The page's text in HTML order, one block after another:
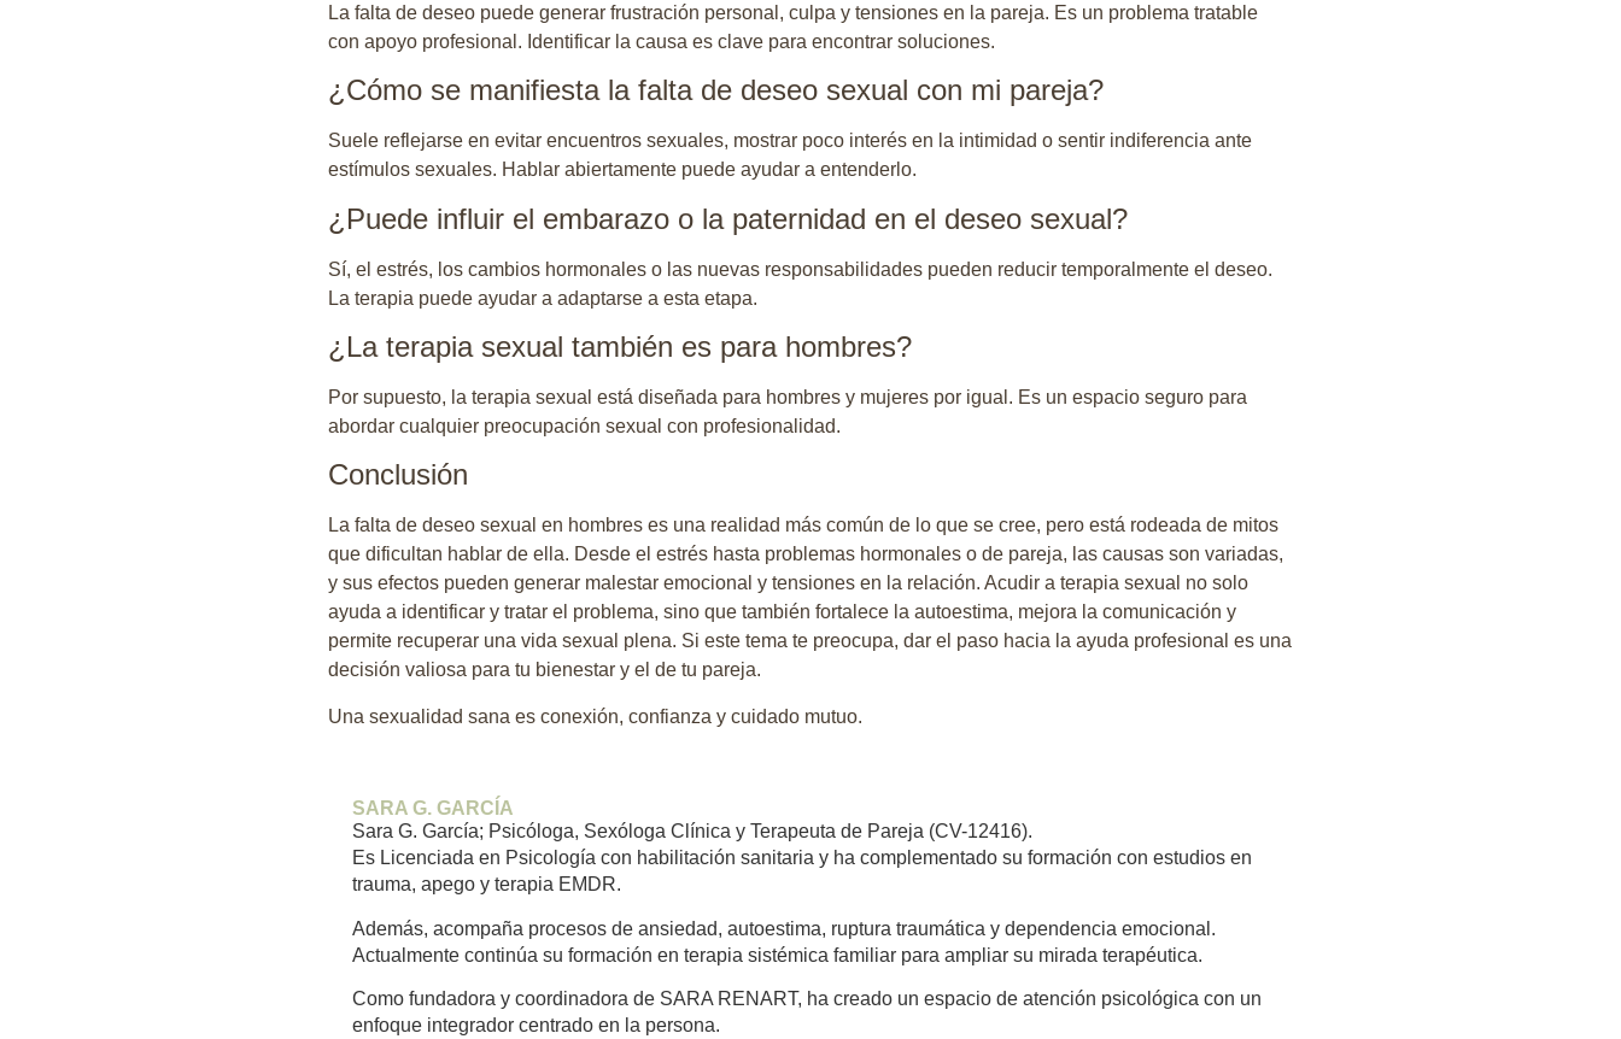
La falta de deseo puede generar frustración personal, culpa y tensiones en la pareja. Es un problema tratable
con apoyo profesional. Identificar la causa es clave para encontrar soluciones.
¿Cómo se manifiesta la falta de deseo sexual con mi pareja?
Suele reflejarse en evitar encuentros sexuales, mostrar poco interés en la intimidad o sentir indiferencia ante
estímulos sexuales. Hablar abiertamente puede ayudar a entenderlo.
¿Puede influir el embarazo o la paternidad en el deseo sexual?
Sí, el estrés, los cambios hormonales o las nuevas responsabilidades pueden reducir temporalmente el deseo.
La terapia puede ayudar a adaptarse a esta etapa.
¿La terapia sexual también es para hombres?
Por supuesto, la terapia sexual está diseñada para hombres y mujeres por igual. Es un espacio seguro para
abordar cualquier preocupación sexual con profesionalidad.
Conclusión
La falta de deseo sexual en hombres es una realidad más común de lo que se cree, pero está rodeada de mitos
que dificultan hablar de ella. Desde el estrés hasta problemas hormonales o de pareja, las causas son variadas,
y sus efectos pueden generar malestar emocional y tensiones en la relación. Acudir a terapia sexual no solo
ayuda a identificar y tratar el problema, sino que también fortalece la autoestima, mejora la comunicación y
permite recuperar una vida sexual plena. Si este tema te preocupa, dar el paso hacia la ayuda profesional es una
decisión valiosa para tu bienestar y el de tu pareja.
Una sexualidad sana es conexión, confianza y cuidado mutuo.
SARA G. GARCÍA
Sara G. García; Psicóloga, Sexóloga Clínica y Terapeuta de Pareja (CV-12416).
Es Licenciada en Psicología con habilitación sanitaria y ha complementado su formación con estudios en
trauma, apego y terapia EMDR.
Además, acompaña procesos de ansiedad, autoestima, ruptura traumática y dependencia emocional.
Actualmente continúa su formación en terapia sistémica familiar para ampliar su mirada terapéutica.
Como fundadora y coordinadora de SARA RENART, ha creado un espacio de atención psicológica con un
enfoque integrador centrado en la persona.